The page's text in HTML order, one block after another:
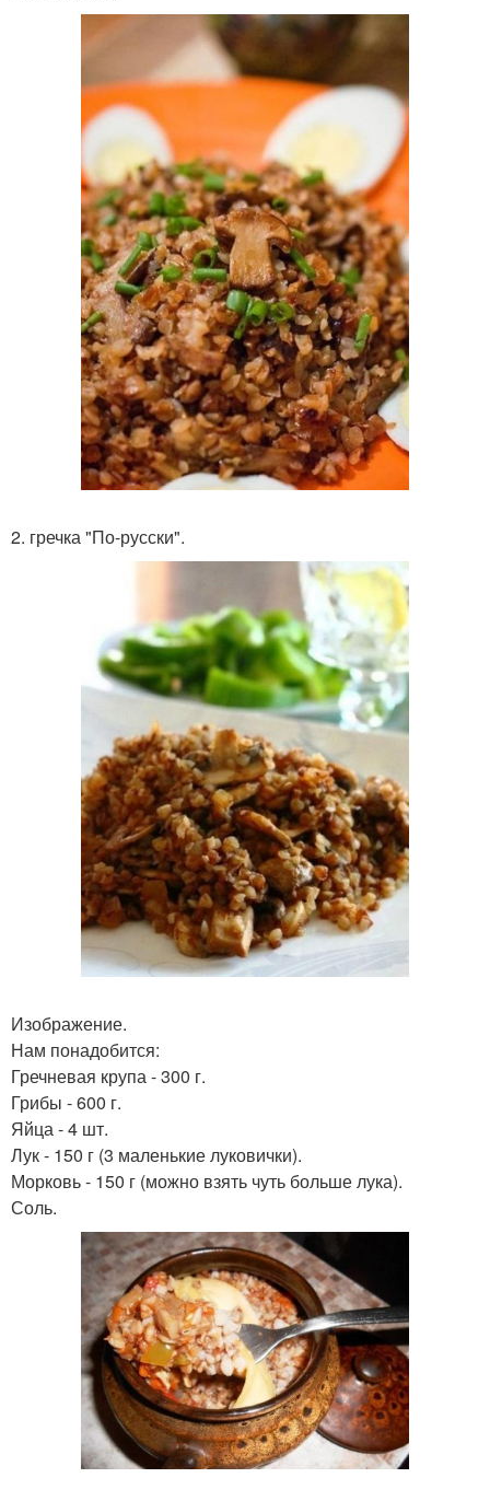
2. гречка "По-русски".
Изображение.
Нам понадобится:
Гречневая крупа - 300 г.
Грибы - 600 г.
Яйца - 4 шт.
Лук - 150 г (3 маленькие луковички).
Морковь - 150 г (можно взять чуть больше лука).
Соль.